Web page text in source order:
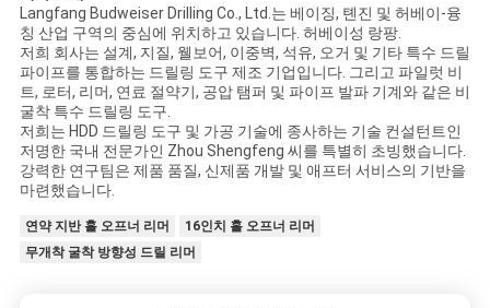
Langfang Budweiser Drilling Co., Ltd.는 베이징, 톈진 및 허베이-융
칭 산업 구역의 중심에 위치하고 있습니다. 허베이성 랑팡.
저희 회사는 설계, 지질, 웰보어, 이중벽, 석유, 오거 및 기타 특수 드릴
파이프를 통합하는 드릴링 도구 제조 기업입니다. 그리고 파일럿 비
트, 로터, 리머, 연료 절약기, 공압 탬퍼 및 파이프 발파 기계와 같은 비
굴착 특수 드릴링 도구.
저희는 HDD 드릴링 도구 및 가공 기술에 종사하는 기술 컨설턴트인
저명한 국내 전문가인 Zhou Shengfeng 씨를 특별히 초빙했습니다.
강력한 연구팀은 제품 품질, 신제품 개발 및 애프터 서비스의 기반을
마련했습니다.
연약 지반 홀 오프너 리머
16인치 홀 오프너 리머
무개착 굴착 방향성 드릴 리머